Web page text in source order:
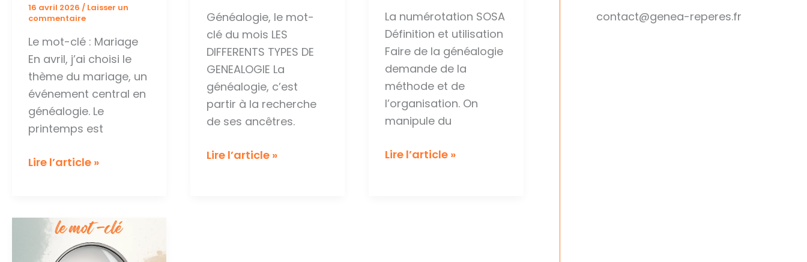
16 avril 2026 / Laisser un
commentaire
Le mot-clé : Mariage
En avril, j’ai choisi le
thème du mariage, un
événement central en
généalogie. Le
printemps est
Le
:
Mariage
Lire l’article »
Généalogie, le mot-
clé du mois LES
DIFFERENTS TYPES DE
GENEALOGIE La
généalogie, c’est
partir à la recherche
de ses ancêtres.
le
Lire l’article »
La numérotation SOSA
Définition et utilisation
Faire de la généalogie
demande de la
méthode et de
l’organisation. On
manipule du
Les
Lire l’article »
contact@genea-reperes.fr